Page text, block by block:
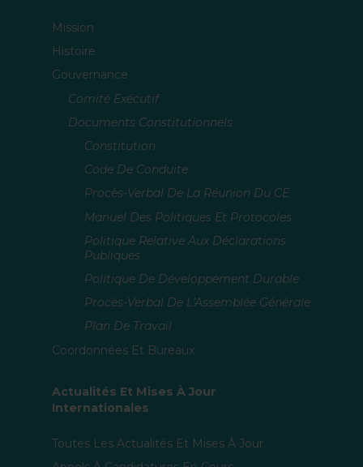
Mission
Histoire
Gouvernance
Comité Exécutif
Documents Constitutionnels
Constitution
Code De Conduite
Procès-Verbal De La Réunion Du CE
Manuel Des Politiques Et Protocoles
Politique Relative Aux Déclarations
Publiques
Politique De Développement Durable
Procès-Verbal De L'Assemblée Générale
Plan De Travail
Coordonnées Et Bureaux
Actualités Et Mises À Jour
Internationales
Toutes Les Actualités Et Mises À Jour